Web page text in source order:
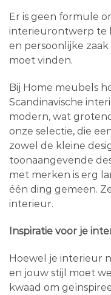
Er is geen formule
interieurontwerp te
en persoonlijke zaak
moet vinden.
Bij Home meubels
Scandinavische
modern, wat
onze selectie, die
zowel de kleine
toonaangevende
met merken is erg
één ding gemeen.
interieur.
Inspiratie voor je
Hoewel je interieur
en jouw stijl moet
kwaad om